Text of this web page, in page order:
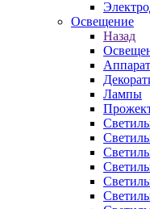
Освещение
Назад
Лампы